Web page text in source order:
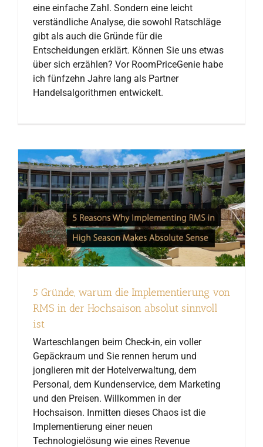
eine einfache Zahl. Sondern eine leicht
verständliche Analyse, die sowohl Ratschläge
gibt als auch die Gründe für die
Entscheidungen erklärt. Können Sie uns etwas
über sich erzählen? Vor RoomPriceGenie habe
ich fünfzehn Jahre lang als Partner
Handelsalgorithmen entwickelt.
5 Gründe, warum die Implementierung von
RMS in der Hochsaison absolut sinnvoll
ist
Warteschlangen beim Check-in, ein voller
Gepäckraum und Sie rennen herum und
jonglieren mit der Hotelverwaltung, dem
Personal, dem Kundenservice, dem Marketing
und den Preisen. Willkommen in der
Hochsaison. Inmitten dieses Chaos ist die
Implementierung einer neuen
Technologielösung wie eines Revenue